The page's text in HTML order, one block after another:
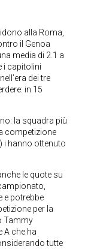
alla Roma,
il Genoa
media di 2.1 a
i capitolini
dei tre
in 15
la squadra più
competizione
i hanno ottenuto
le quote su
e potrebbe
per la
Tammy
A che ha
tutte